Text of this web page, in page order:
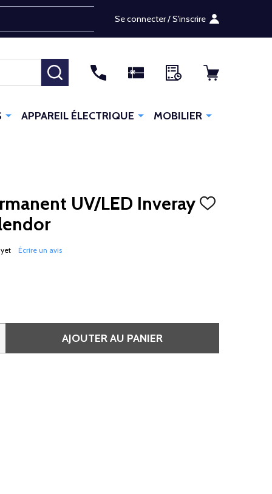
Se connecter / S'inscrire
RECHERCHER
APPAREIL ÉLECTRIQUE MOBILIER
UV/LED Inveray AJOUTER
Écrire un avis
SEMI-PERMANENT UV/LED INVERAY 10 ML • 054
DE VERNIS SEMI-PERMANENT UV/LED INVERAY
AJOUTER AU PANIER